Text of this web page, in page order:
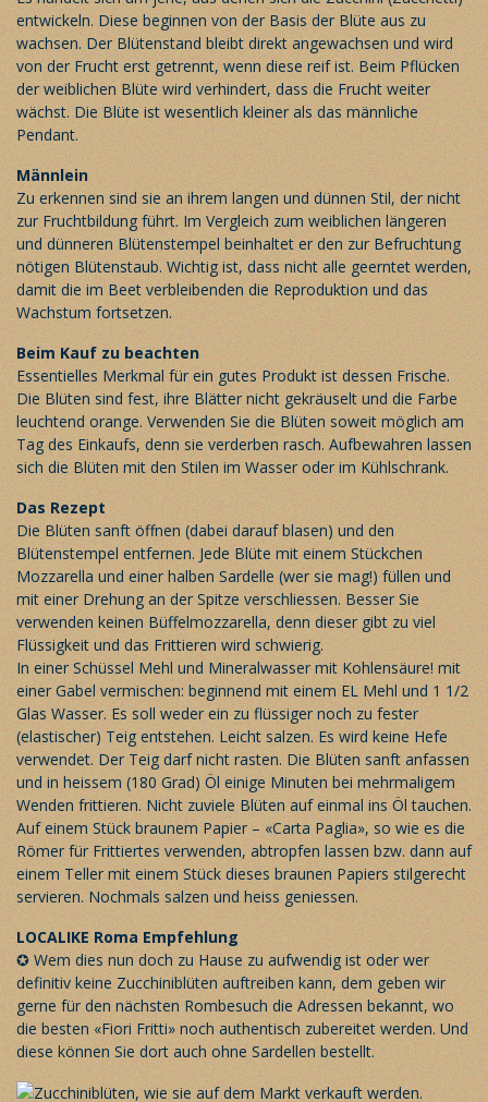
entwickeln. Diese beginnen von der Basis der Blüte aus zu
wachsen. Der Blütenstand bleibt direkt angewachsen und wird
von der Frucht erst getrennt, wenn diese reif ist. Beim Pflücken
der weiblichen Blüte wird verhindert, dass die Frucht weiter
wächst. Die Blüte ist wesentlich kleiner als das männliche
Pendant.
Männlein
Zu erkennen sind sie an ihrem langen und dünnen Stil, der nicht
zur Fruchtbildung führt. Im Vergleich zum weiblichen längeren
und dünneren Blütenstempel beinhaltet er den zur Befruchtung
nötigen Blütenstaub. Wichtig ist, dass nicht alle geerntet werden,
damit die im Beet verbleibenden die Reproduktion und das
Wachstum fortsetzen.
Beim Kauf zu beachten
Essentielles Merkmal für ein gutes Produkt ist dessen Frische.
Die Blüten sind fest, ihre Blätter nicht gekräuselt und die Farbe
leuchtend orange. Verwenden Sie die Blüten soweit möglich am
Tag des Einkaufs, denn sie verderben rasch. Aufbewahren lassen
sich die Blüten mit den Stilen im Wasser oder im Kühlschrank.
Das Rezept
Die Blüten sanft öffnen (dabei darauf blasen) und den
Blütenstempel entfernen. Jede Blüte mit einem Stückchen
Mozzarella und einer halben Sardelle (wer sie mag!) füllen und
mit einer Drehung an der Spitze verschliessen. Besser Sie
verwenden keinen Büffelmozzarella, denn dieser gibt zu viel
Flüssigkeit und das Frittieren wird schwierig.
In einer Schüssel Mehl und Mineralwasser mit Kohlensäure! mit
einer Gabel vermischen: beginnend mit einem EL Mehl und 1 1/2
Glas Wasser. Es soll weder ein zu flüssiger noch zu fester
(elastischer) Teig entstehen. Leicht salzen. Es wird keine Hefe
verwendet. Der Teig darf nicht rasten. Die Blüten sanft anfassen
und in heissem (180 Grad) Öl einige Minuten bei mehrmaligem
Wenden frittieren. Nicht zuviele Blüten auf einmal ins Öl tauchen.
Auf einem Stück braunem Papier – «Carta Paglia», so wie es die
Römer für Frittiertes verwenden, abtropfen lassen bzw. dann auf
einem Teller mit einem Stück dieses braunen Papiers stilgerecht
servieren. Nochmals salzen und heiss geniessen.
LOCALIKE Roma Empfehlung
✪ Wem dies nun doch zu Hause zu aufwendig ist oder wer
definitiv keine Zucchiniblüten auftreiben kann, dem geben wir
gerne für den nächsten Rombesuch die Adressen bekannt, wo
die besten «Fiori Fritti» noch authentisch zubereitet werden. Und
diese können Sie dort auch ohne Sardellen bestellt.